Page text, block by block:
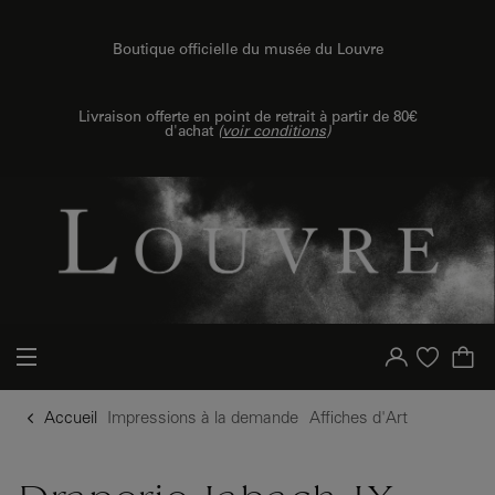
Boutique officielle du musée du Louvre
Livraison offerte en point de retrait à partir de 80€
d'achat (voir conditions)
Votre compte
Liste d'achat
Accueil Impressions à la demande Affiches d'Art